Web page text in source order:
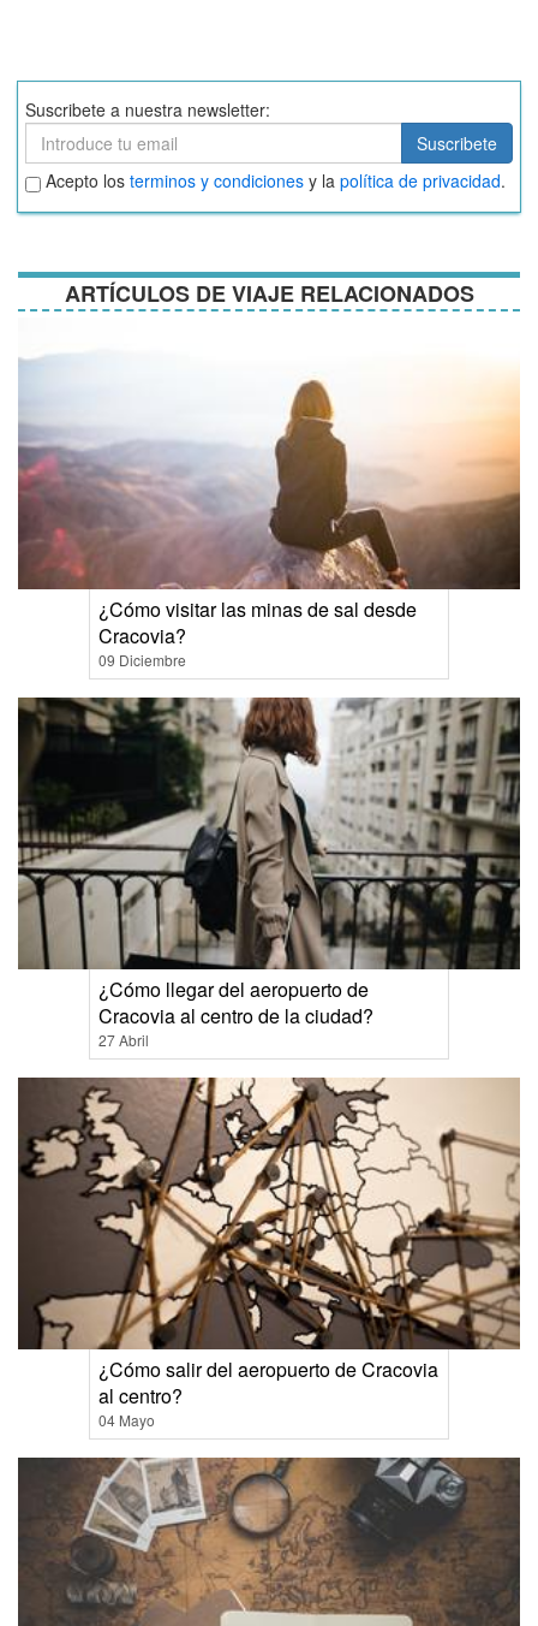
Suscribete a nuestra newsletter:
Suscribete
Suscribete
Aceptar
términos
y
Acepto los terminos y condiciones y la política de privacidad.
ARTÍCULOS DE VIAJE RELACIONADOS
¿Cómo visitar las minas de sal desde
Cracovia?
09 Diciembre
¿Cómo llegar del aeropuerto de
Cracovia al centro de la ciudad?
27 Abril
¿Cómo salir del aeropuerto de Cracovia
al centro?
04 Mayo